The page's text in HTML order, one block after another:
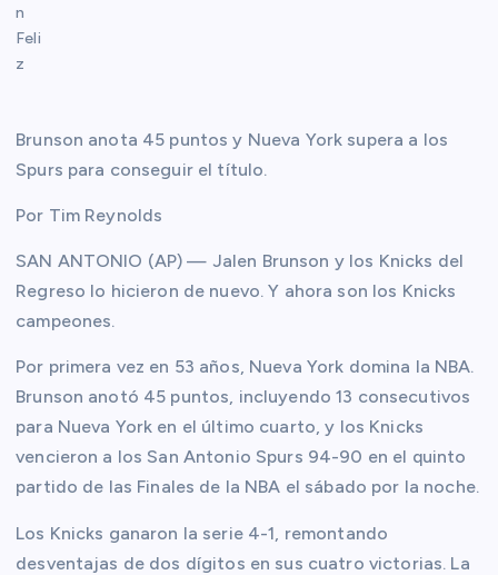
Brunson anota 45 puntos y Nueva York supera a los
Spurs para conseguir el título.
Por Tim Reynolds
SAN ANTONIO (AP) — Jalen Brunson y los Knicks del
Regreso lo hicieron de nuevo. Y ahora son los Knicks
campeones.
Por primera vez en 53 años, Nueva York domina la NBA.
Brunson anotó 45 puntos, incluyendo 13 consecutivos
para Nueva York en el último cuarto, y los Knicks
vencieron a los San Antonio Spurs 94-90 en el quinto
partido de las Finales de la NBA el sábado por la noche.
Los Knicks ganaron la serie 4-1, remontando
desventajas de dos dígitos en sus cuatro victorias. La